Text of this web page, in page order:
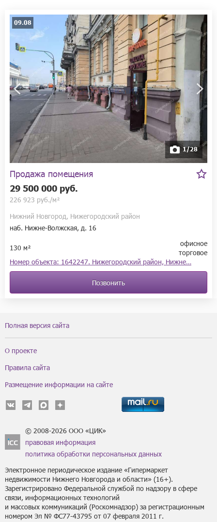
09.08
1/28
Продажа помещения
29 500 000 руб.
226 923 руб./м²
Нижний Новгород, Нижегородский район
наб. Нижне-Волжская, д. 16
130 м²
офисное
торговое
Номер объекта: 1642247. Нижегородский район, Нижне…
Позвонить
Полная версия сайта
О проекте
Правила сайта
Размещение информации на сайте
© 2008-2026 ООО «ЦИК»
правовая информация
политика обработки персональных данных
Электронное периодическое издание «Гипермаркет
недвижимости Нижнего Новгорода и области» (16+).
Зарегистрировано Федеральной службой по надзору в сфере
связи, информационных технологий
и массовых коммуникаций (Роскомнадзор) за регистрационным
номером Эл № ФС77-43795 от 07 февраля 2011 г.